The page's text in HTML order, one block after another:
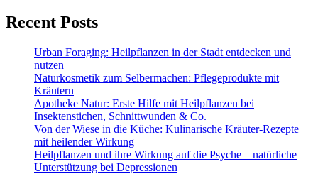
Recent Posts
Urban Foraging: Heilpflanzen in der Stadt entdecken und
nutzen
Naturkosmetik zum Selbermachen: Pflegeprodukte mit
Kräutern
Apotheke Natur: Erste Hilfe mit Heilpflanzen bei
Insektenstichen, Schnittwunden & Co.
Von der Wiese in die Küche: Kulinarische Kräuter-Rezepte
mit heilender Wirkung
Heilpflanzen und ihre Wirkung auf die Psyche – natürliche
Unterstützung bei Depressionen